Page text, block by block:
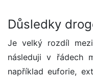
Důsledky
Je velký rozdíl
následuji v řádech
například euforie,